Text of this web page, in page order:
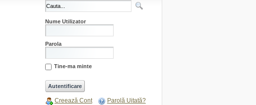
Nume Utilizator
Parola
Tine-ma minte
Creează Cont Parolă Uitată?